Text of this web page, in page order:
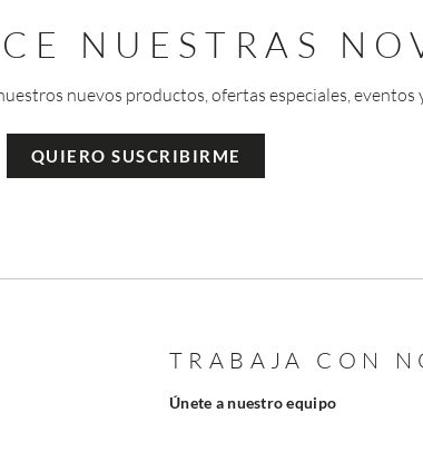
NUESTRAS
nuevos productos, ofertas especiales, eventos
QUIERO SUSCRIBIRME
TRABAJA CON
Únete a nuestro equipo